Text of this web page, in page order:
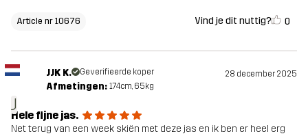
Article nr 10676 Vind je dit nuttig? 0
J
JJK K. Geverifieerde koper 28 december 2025
Afmetingen: 174cm, 65kg
Hele fijne jas.
Net terug van een week skiën met deze jas en ik ben er heel erg